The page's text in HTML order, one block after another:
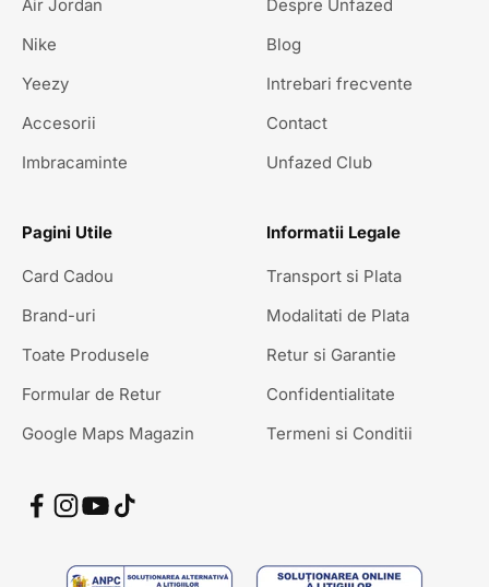
Air Jordan
Nike
Yeezy
Accesorii
Imbracaminte
Despre Unfazed
Blog
Intrebari frecvente
Contact
Unfazed Club
Pagini Utile
Card Cadou
Brand-uri
Toate Produsele
Formular de Retur
Google Maps Magazin
Informatii Legale
Transport si Plata
Modalitati de Plata
Retur si Garantie
Confidentialitate
Termeni si Conditii